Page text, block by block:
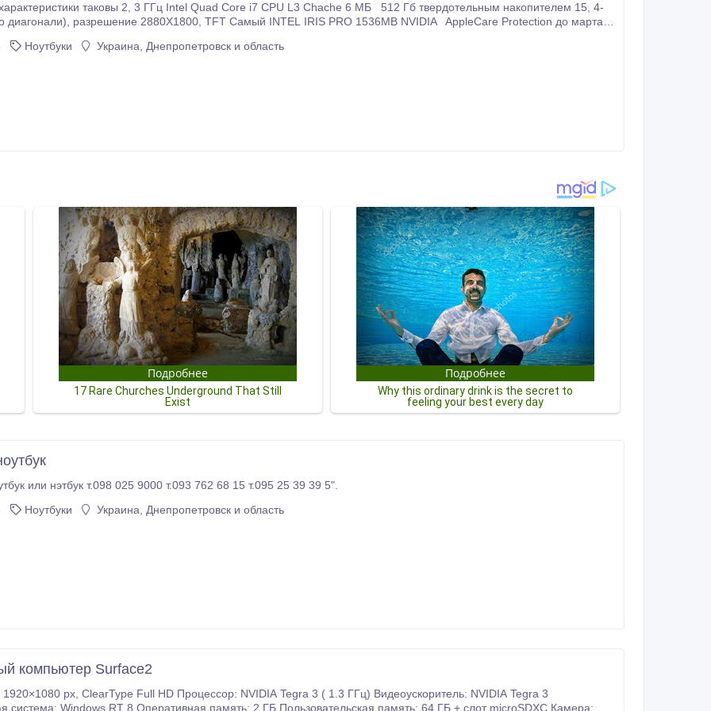
Quad Core i7 CPU L3 Chache 6 МБ 512 Гб твердотельным накопителем 15, 4-
IRIS PRO 1536MB NVIDIA AppleCare Protection до марта
Ноутбуки Украина, Днепропетровск и область
"Куплю бу ноутбук или нэтбук т.098 025 9000 т.093 762 68 15 т.095 25 39 39 5".
Ноутбуки Украина, Днепропетровск и область
компьютер Surface2
система: Windows RT 8 Оперативная память: 2 ГБ Пользовательская память: 64 ГБ + слот microSDXC Камера: